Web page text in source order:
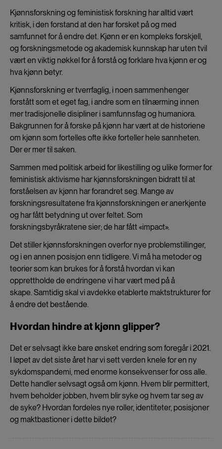
Kjønnsforskning og feministisk forskning har alltid vært
kritisk, i den forstand at den har forsket på og med
samfunnet for å endre det. Kjønn er en kompleks forskjell,
og forskningsmetode og akademisk kunnskap har uten tvil
vært en viktig nøkkel for å forstå og forklare hva kjønn er og
hva kjønn betyr.
Kjønnsforskning er tverrfaglig, i noen sammenhenger
forstått som et eget fag, i andre som en tilnærming innen
mer tradisjonelle disipliner i samfunnsfag og humaniora.
Bakgrunnen for å forske på kjønn har vært at de historiene
om kjønn som fortelles ofte ikke forteller hele sannheten.
Der er mer til saken.
Sammen med politisk arbeid for likestilling og ulike former for
feministisk aktivisme har kjønnsforskningen bidratt til at
forståelsen av kjønn har forandret seg. Mange av
forskningsresultatene fra kjønnsforskningen er anerkjente
og har fått betydning ut over feltet. Som
forskningsbyråkratene sier; de har fått «impact».
Det stiller kjønnsforskningen overfor nye problemstillinger,
og i en annen posisjon enn tidligere. Vi må ha metoder og
teorier som kan brukes for å forstå hvordan vi kan
opprettholde de endringene vi har vært med på å
skape. Samtidig skal vi avdekke etablerte maktstrukturer for
å endre det bestående.
Hvordan hindre at kjønn glipper?
Det er selvsagt ikke bare ønsket endring som foregår i 2021.
I løpet av det siste året har vi sett verden knele for en ny
sykdomspandemi, med enorme konsekvenser for oss alle.
Dette handler selvsagt også om kjønn. Hvem blir permittert,
hvem beholder jobben, hvem blir syke og hvem tar seg av
de syke? Hvordan fordeles nye roller, identiteter, posisjoner
og maktbastioner i dette bildet?